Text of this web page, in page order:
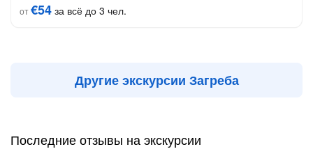
от€54 за всё до 3 чел.
Другие экскурсии Загреба
Последние отзывы на экскурсии